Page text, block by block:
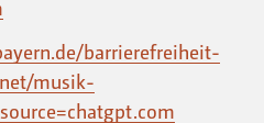
barrierefreiheit-
musik-